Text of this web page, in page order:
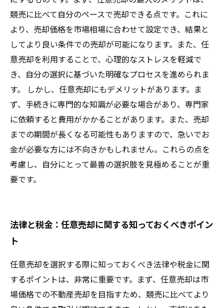
競売に比べて自分のペースで売却できる点です。これに
より、売却価格を市場相場に合わせて設定でき、結果と
してより良い条件での売却が可能になります。また、任
意売却を利用することで、心理的なストレスを軽減で
き、自分の選択に基づいた明確なプロセスを進められま
す。 しかし、任意売却にもデメリットがあります。ま
ず、手続きに専門的な知識が必要な場合があり、専門家
に依頼すると費用がかかることがあります。また、売却
までの期間が長くなる可能性もありますので、急いでお
金が必要な方には不向きかもしれません。これらの点を
考慮し、自分にとって最善の選択肢を見極めることが重
要です。
法律と税金：任意売却に関する知っておくべきポイン
ト
任意売却を選択する際に知っておくべき法律や税金に関
するポイントは、非常に重要です。まず、任意売却は市
場価格での不動産売却を目指すため、競売に比べてより